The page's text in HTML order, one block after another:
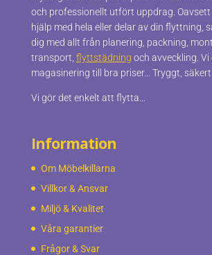
och professionellt utfört uppdrag. Oavsett
hjälp med hela eller delar av din flyttning,
dig med allt från planering, packning,
transport, flyttstädning och avveckling. Vi
magasinering till bra priser… Tryggt,
Vi gör det enkelt att flytta…
Information
Om Möbelkillarna
Villkor & Ansvar
Miljö & Kvalitet
Våra garantier
Frågor & Svar